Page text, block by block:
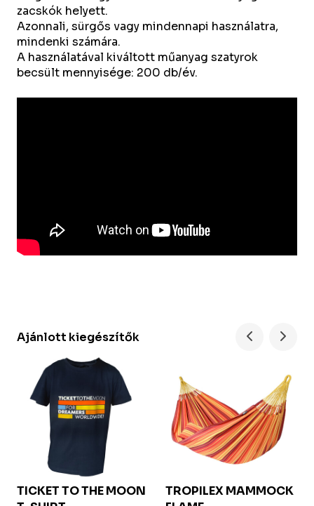
zacskók helyett.
Azonnali, sürgős vagy mindennapi használatra,
mindenki számára.
A használatával kiváltott műanyag szatyrok
becsült mennyisége: 200 db/év.
Ajánlott kiegészítők
TICKET TO THE MOON
TROPILEXMAMMOCK